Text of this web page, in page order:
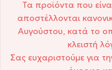
Τα προϊόντα που
αποστέλλονται
Αυγούστου, κατά το
κλειστή
Σας ευχαριστούμε για